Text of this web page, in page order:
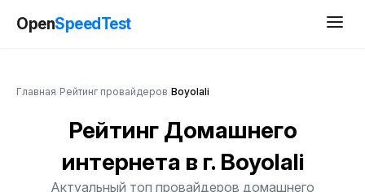
OpenSpeedTest
Главная Рейтинг провайдеров Boyolali
Рейтинг Домашнего
интернета в г. Boyolali
Актуальный топ провайдеров домашнего